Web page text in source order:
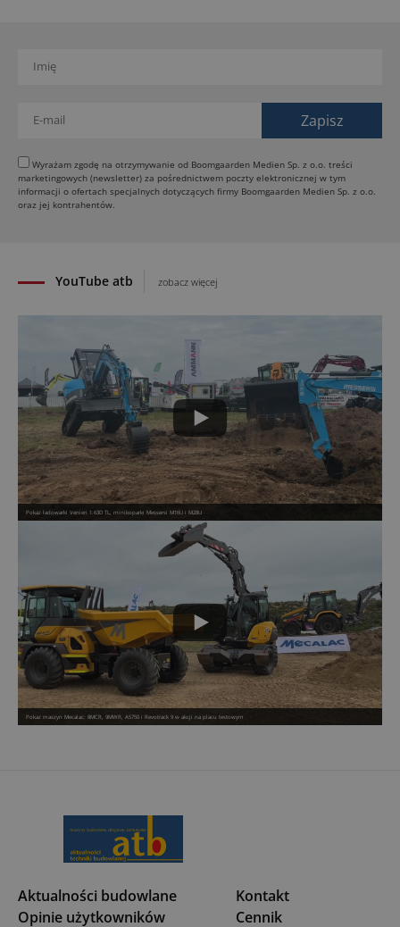
Dynapac NEXUS: cyfrowa rewolucja w robotach
01.08.2026
Jeden walec, trzy tryby zagęszczania BOMAG BW
177 BVO-5 PL
31.07.2026
SCHWING DynaRig ułatwia pracę na ciasnych
YouTube atb zobacz więcej
Pokaz ładowarki Venieri 1.63D TL, minikoparki Messersi M16U i M28U
Pokaz maszyn Mecalac: 8MCR, 9MWR, AS750 i Revotrack 9 w akcji na placu testowym
Wyrażam zgodę na otrzymywanie od Boomgaarden Medien Sp. z o.o. treści
marketingowych (newsletter) za pośrednictwem poczty elektronicznej w tym
informacji o ofertach specjalnych dotyczących firmy Boomgaarden Medien Sp. z o.o.
oraz jej kontrahentów.
Aktualności budowlane
Opinie użytkowników
Kontakt
Cennik